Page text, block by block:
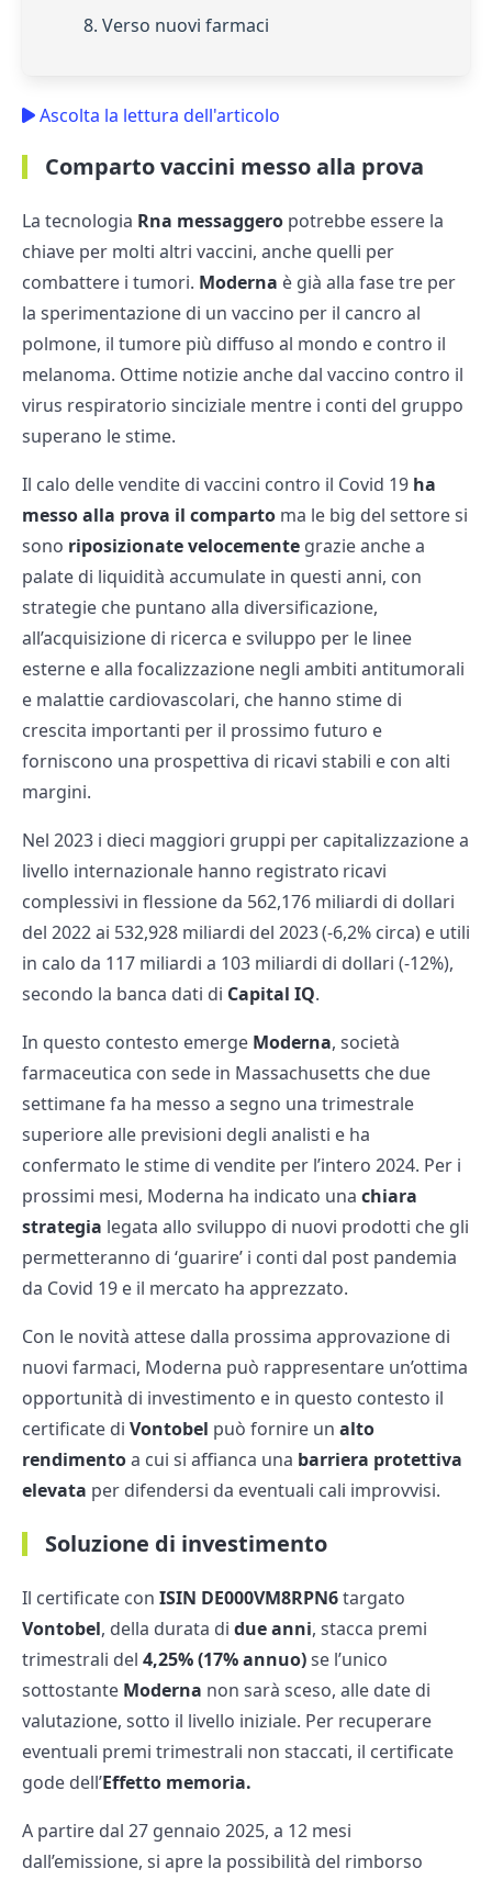
8. Verso nuovi farmaci
Ascolta la lettura dell'articolo
Comparto vaccini messo alla prova
La tecnologia Rna messaggero potrebbe essere la
chiave per molti altri vaccini, anche quelli per
combattere i tumori. Moderna è già alla fase tre per
la sperimentazione di un vaccino per il cancro al
polmone, il tumore più diffuso al mondo e contro il
melanoma. Ottime notizie anche dal vaccino contro il
virus respiratorio sinciziale mentre i conti del gruppo
superano le stime.
Il calo delle vendite di vaccini contro il Covid 19 ha
messo alla prova il comparto ma le big del settore si
sono riposizionate velocemente grazie anche a
palate di liquidità accumulate in questi anni, con
strategie che puntano alla diversificazione,
all’acquisizione di ricerca e sviluppo per le linee
esterne e alla focalizzazione negli ambiti antitumorali
e malattie cardiovascolari, che hanno stime di
crescita importanti per il prossimo futuro e
forniscono una prospettiva di ricavi stabili e con alti
margini.
Nel 2023 i dieci maggiori gruppi per capitalizzazione a
livello internazionale hanno registrato ricavi
complessivi in flessione da 562,176 miliardi di dollari
del 2022 ai 532,928 miliardi del 2023 (-6,2% circa) e utili
in calo da 117 miliardi a 103 miliardi di dollari (-12%),
secondo la banca dati di Capital IQ.
In questo contesto emerge Moderna, società
farmaceutica con sede in Massachusetts che due
settimane fa ha messo a segno una trimestrale
superiore alle previsioni degli analisti e ha
confermato le stime di vendite per l’intero 2024. Per i
prossimi mesi, Moderna ha indicato una chiara
strategia legata allo sviluppo di nuovi prodotti che gli
permetteranno di ‘guarire’ i conti dal post pandemia
da Covid 19 e il mercato ha apprezzato.
Con le novità attese dalla prossima approvazione di
nuovi farmaci, Moderna può rappresentare un’ottima
opportunità di investimento e in questo contesto il
certificate di Vontobel può fornire un alto
rendimentoa cui si affianca una barriera protettiva
elevata per difendersi da eventuali cali improvvisi.
Soluzione di investimento
Il certificate con ISIN DE000VM8RPN6targato
Vontobel, della durata di due anni, stacca premi
trimestrali del 4,25% (17% annuo)se l’unico
sottostante Moderna non sarà sceso, alle date di
valutazione, sotto il livello iniziale. Per recuperare
eventuali premi trimestrali non staccati, il certificate
gode dell’Effetto memoria.
A partire dal 27 gennaio 2025, a 12 mesi
dall’emissione, si apre la possibilità del rimborso